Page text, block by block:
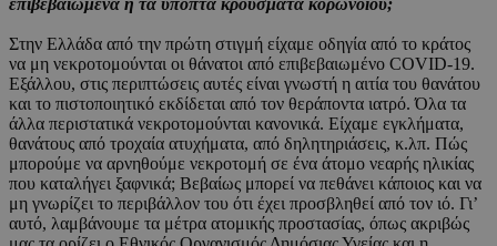
επιβεβαιωμένα ή τα ύποπτα κρούσματα κορωνοϊού;
Στην Ελλάδα από την πρώτη στιγμή είχαμε οδηγία από το κράτος
να μη νεκροτομούνται οι θάνατοι από επιβεβαιωμένο COVID-19.
Εξάλλου, στις περιπτώσεις αυτές είναι γνωστή η αιτία του θανάτου
και το πιστοποιητικό εκδίδεται από τον θεράποντα ιατρό. Όλα τα
άλλα περιστατικά νεκροτομούνται κανονικά. Είχαμε εγκλήματα,
θανάτους από τροχαία ατυχήματα, από δηλητηριάσεις, κ.λπ. Πώς
μπορούμε να αρνηθούμε νεκροτομή σε ένα άτομο νεαρής ηλικίας
που καταλήγει ξαφνικά; Βεβαίως μπορεί να πεθάνει κάποιος και να
μη γνωρίζει το περιβάλλον του ότι έχει προσβληθεί από τον ιό. Γι’
αυτό, λαμβάνουμε τα μέτρα ατομικής προστασίας, όπως ακριβώς